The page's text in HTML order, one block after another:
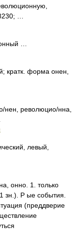
…
…
кратк. форма онен,
революцио/нна,
левый,
онно. 1. только
зн.). Р ые события.
(преддверие